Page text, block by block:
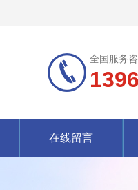
全国服务
在线留言